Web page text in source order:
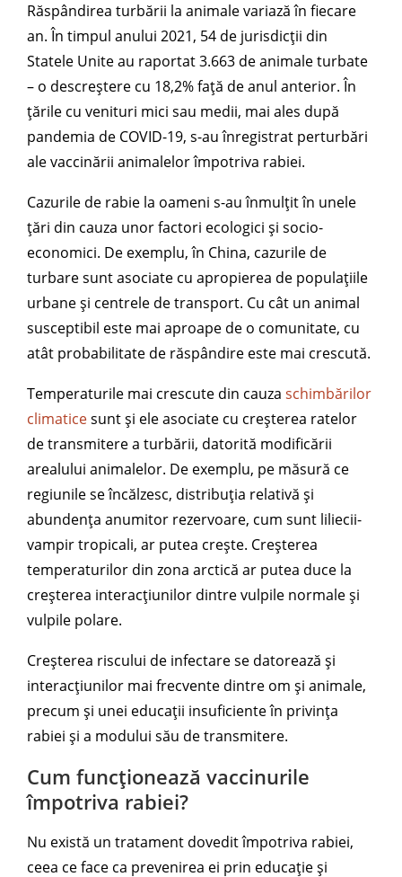
Răspândirea turbării la animale variază în fiecare
an. În timpul anului 2021, 54 de jurisdicții din
Statele Unite au raportat 3.663 de animale turbate
– o descreștere cu 18,2% față de anul anterior. În
țările cu venituri mici sau medii, mai ales după
pandemia de COVID-19, s-au înregistrat perturbări
ale vaccinării animalelor împotriva rabiei.
Cazurile de rabie la oameni s-au înmulțit în unele
țări din cauza unor factori ecologici și socio-
economici. De exemplu, în China, cazurile de
turbare sunt asociate cu apropierea de populațiile
urbane și centrele de transport. Cu cât un animal
susceptibil este mai aproape de o comunitate, cu
atât probabilitate de răspândire este mai crescută.
Temperaturile mai crescute din cauza schimbărilor
climaticesunt și ele asociate cu creșterea ratelor
de transmitere a turbării, datorită modificării
arealului animalelor. De exemplu, pe măsură ce
regiunile se încălzesc, distribuția relativă și
abundența anumitor rezervoare, cum sunt liliecii-
vampir tropicali, ar putea crește. Creșterea
temperaturilor din zona arctică ar putea duce la
creșterea interacțiunilor dintre vulpile normale și
vulpile polare.
Creșterea riscului de infectare se datorează și
interacțiunilor mai frecvente dintre om și animale,
precum și unei educații insuficiente în privința
rabiei și a modului său de transmitere.
Cum funcționează vaccinurile
împotriva rabiei?
Nu există un tratament dovedit împotriva rabiei,
ceea ce face ca prevenirea ei prin educație și